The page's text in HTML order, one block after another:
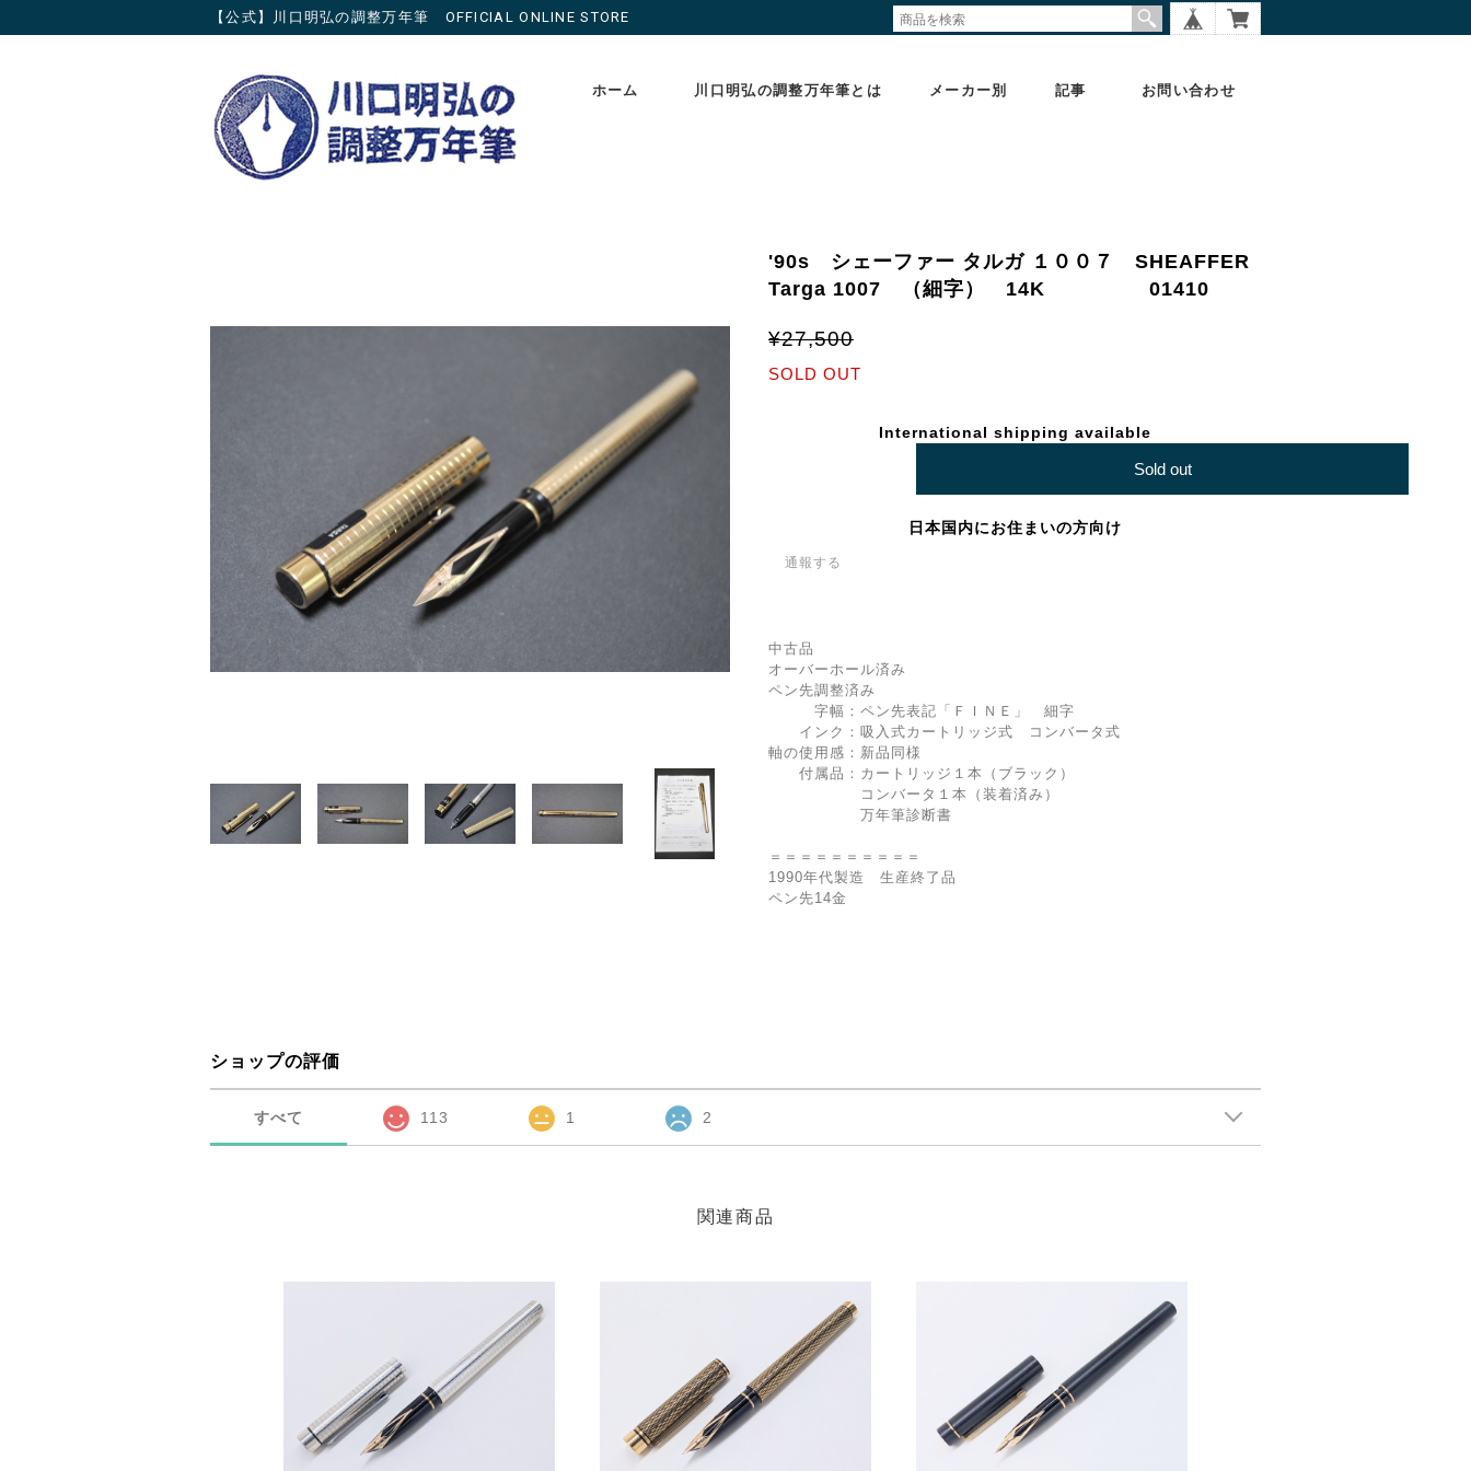
【公式】川口明弘の調整万年筆 OFFICIAL ONLINE STORE
ホーム 川口明弘の調整万年筆とは メーカー別 記事 お問い合わせ
'90s シェーファー タルガ １００７ SHEAFFER
Targa 1007 （細字） 14K 01410
¥27,500
SOLD OUT
International shipping available
Sold out
日本国内にお住まいの方向け
通報する
中古品
オーバーホール済み
ペン先調整済み
字幅：ペン先表記「ＦＩＮＥ」 細字
インク：吸入式カートリッジ式 コンバータ式
軸の使用感：新品同様
付属品：カートリッジ１本（ブラック）
コンバータ１本（装着済み）
万年筆診断書
＝＝＝＝＝＝＝＝＝＝
1990年代製造 生産終了品
ペン先14金
ショップの評価
すべて 113 1 2
関連商品